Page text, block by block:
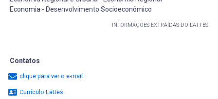
Economia - Desenvolvimento Socioeconômico
INFORMAÇÕES EXTRAÍDAS DO LATTES
Contatos
clique para ver o e-mail
Currículo Lattes